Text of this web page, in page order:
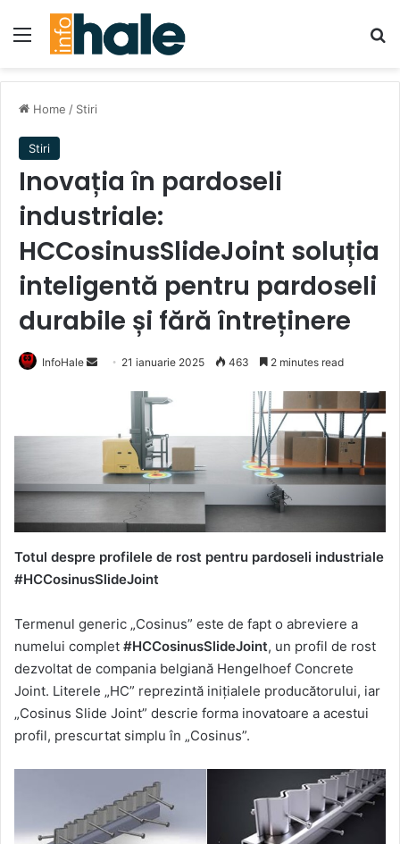
Menu
Home / Stiri
Stiri
Inovația în pardoseli
industriale:
HCCosinusSlideJoint soluția
inteligentă pentru pardoseli
durabile și fără întreținere
InfoHale
Send 21 ianuarie 2025 463 2 minutes read
Totul despre profilele de rost pentru pardoseli industriale
#HCCosinusSlideJoint
Termenul generic „Cosinus” este de fapt o abreviere a
numelui complet #HCCosinusSlideJoint, un profil de rost
dezvoltat de compania belgiană Hengelhoef Concrete
Joint. Literele „HC” reprezintă inițialele producătorului, iar
„Cosinus Slide Joint” descrie forma inovatoare a acestui
profil, prescurtat simplu în „Cosinus”.